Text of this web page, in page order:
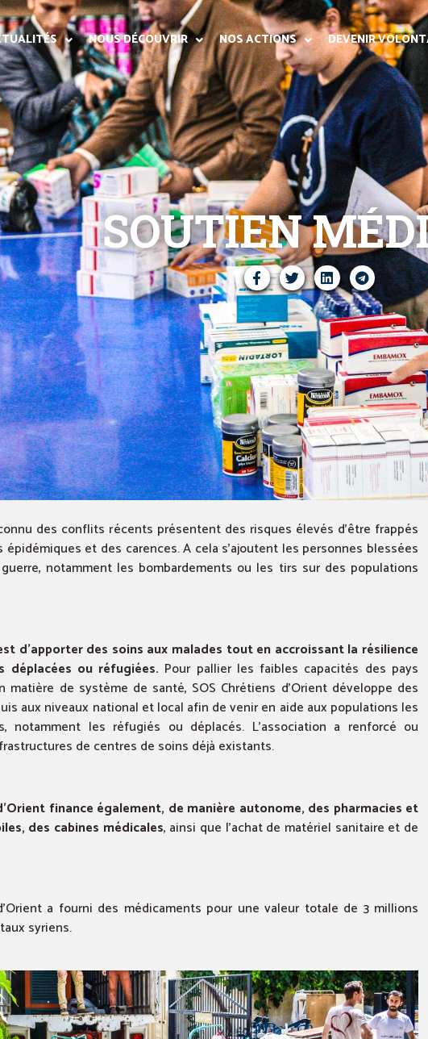
NOUS DÉCOUVRIR NOS ACTIONS DEVENIR
SOUTIEN
des conflits récents présentent des risques élevés d’être frappés
épidémiques et des carences. A cela s’ajoutent les personnes blessées
notamment les bombardements ou les tirs sur des populations
d’apporter des soins aux malades tout en accroissant la résilience
déplacées ou réfugiées. Pour pallier les faibles capacités des pays
matière de système de santé, SOS Chrétiens d’Orient développe des
aux niveaux national et local afin de venir en aide aux populations les
notamment les réfugiés ou déplacés. L’association a renforcé ou
de centres de soins déjà existants.
finance également, de manière autonome, des pharmacies et
des cabines médicales, ainsi que l’achat de matériel sanitaire et de
a fourni des médicaments pour une valeur totale de 3 millions
syriens.